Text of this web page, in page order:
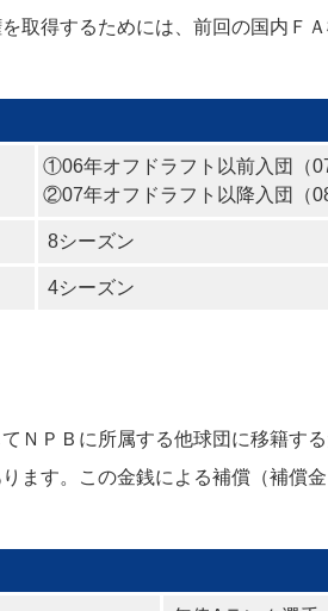
取得するためには、前回の国内Ｆ
①06年オフドラフト以前入団（
②07年オフドラフト以降入団（
8シーズン
4シーズン
ＮＰＢに所属する他球団に移籍す
ます。この金銭による補償（補償